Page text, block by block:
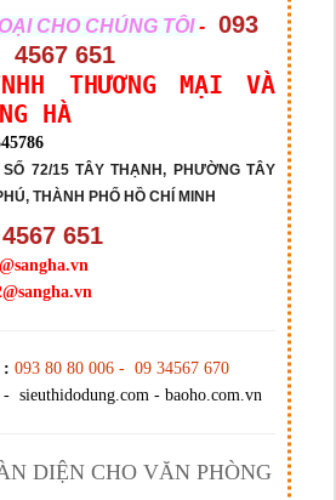
CHO CHÚNG TÔI -
093
4567 651
THƯƠNG MẠI VÀ
HÀ
SỐ 72/15 TÂY THẠNH, PHƯỜNG TÂY
THÀNH PHỐ HỒ CHÍ MINH
651
: 093 80 80 006 - 09 34567 670
sieuthidodung.com - baoho.com.vn
DIỆN CHO VĂN PHÒNG